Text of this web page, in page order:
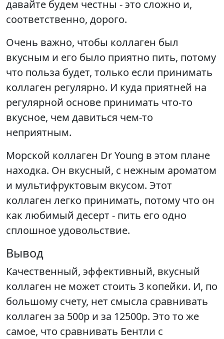
давайте будем честны - это сложно и,
соответственно, дорого.
Очень важно, чтобы коллаген был
вкусным и его было приятно пить, потому
что польза будет, только если принимать
коллаген регулярно. И куда приятней на
регулярной основе принимать что-то
вкусное, чем давиться чем-то
неприятным.
Морской коллаген Dr Young в этом плане
находка. Он вкусный, с нежным ароматом
и мультифруктовым вкусом. Этот
коллаген легко принимать, потому что он
как любимый десерт - пить его одно
сплошное удовольствие.
Вывод
Качественный, эффективный, вкусный
коллаген не может стоить 3 копейки. И, по
большому счету, нет смысла сравнивать
коллаген за 500р и за 12500р. Это то же
самое, что сравнивать Бентли с